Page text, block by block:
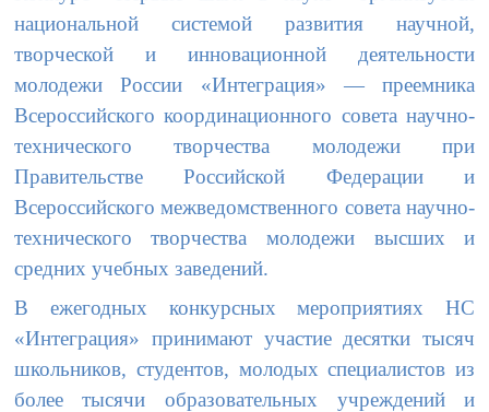
национальной системой развития научной,
творческой и инновационной деятельности
молодежи России «Интеграция» — преемника
Всероссийского координационного совета научно-
технического творчества молодежи при
Правительстве Российской Федерации и
Всероссийского межведомственного совета научно-
технического творчества молодежи высших и
средних учебных заведений.
В ежегодных конкурсных мероприятиях НС
«Интеграция» принимают участие десятки тысяч
школьников, студентов, молодых специалистов из
более тысячи образовательных учреждений и